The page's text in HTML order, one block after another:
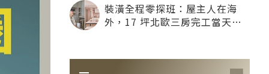
裝潢全程零探班：屋主人在海
外，17 坪北歐三房完工當天才